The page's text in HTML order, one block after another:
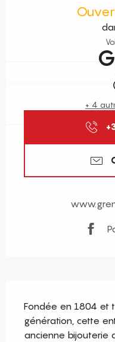
+ 4
Fondée en 1804 et
génération, cette
ancienne bijouterie